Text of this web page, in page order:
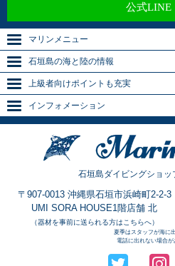
公式LINE
マリンメニュー
石垣島の海と陸の情報
上級者向けポイントも充実
インフォメーション
石垣島ダイビングショッ
〒907-0013 沖縄県石垣市浜崎町2-2-3
UMI SORA HOUSE1階店舗 北
（器材を事前に送られる方はこちらへ）
夏季はスタッフが海に
電話に出れない場合が